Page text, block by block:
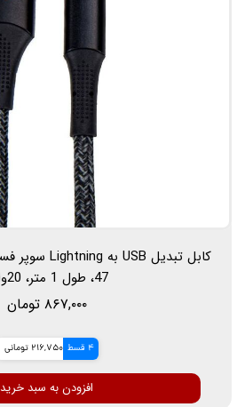
47، طول 1 متر، 20وات
۸۶۷,۰۰۰ تومان
4 قسط 216,750 تومانی
افزودن به سبد خرید